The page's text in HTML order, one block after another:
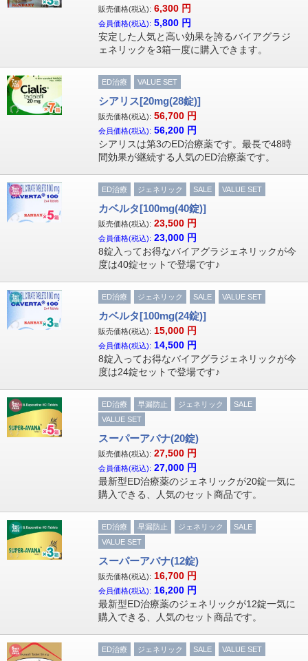
販売価格(税込): 6,300 円
会員価格(税込): 5,800 円
安定した人気と高い効果を誇るバイアグラジ
ェネリックを3箱一度に購入できます。
ED治療 VALUE SET
シアリス[20mg(28錠)]
販売価格(税込): 56,700 円
会員価格(税込): 56,200 円
シアリスは第3のED治療薬です。最長で48時
間効果が継続する人気のED治療薬です。
ED治療 ジェネリック SALE VALUE SET
カベルタ[100mg(40錠)]
販売価格(税込): 23,500 円
会員価格(税込): 23,000 円
8錠入ってお得なバイアグラジェネリックが今
度は40錠セットで登場です♪
ED治療 ジェネリック SALE VALUE SET
カベルタ[100mg(24錠)]
販売価格(税込): 15,000 円
会員価格(税込): 14,500 円
8錠入ってお得なバイアグラジェネリックが今
度は24錠セットで登場です♪
ED治療 早漏防止 ジェネリック
SALE
VALUE SET
スーパーアバナ(20錠)
販売価格(税込): 27,500 円
会員価格(税込): 27,000 円
最新型ED治療薬のジェネリックが20錠一気に
購入できる、人気のセット商品です。
ED治療 早漏防止 ジェネリック
SALE
VALUE SET
スーパーアバナ(12錠)
販売価格(税込): 16,700 円
会員価格(税込): 16,200 円
最新型ED治療薬のジェネリックが12錠一気に
購入できる、人気のセット商品です。
ED治療 ジェネリック SALE VALUE SET